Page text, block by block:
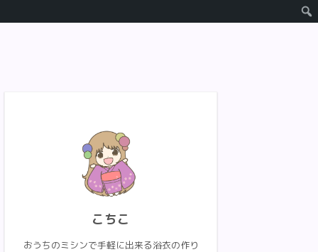
こちこ
おうちのミシンで手軽に出来る浴衣の作り